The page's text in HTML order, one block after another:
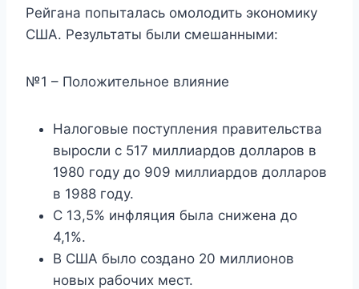
Рейгана попыталась омолодить экономику
США. Результаты были смешанными:
№1 – Положительное влияние
Налоговые поступления правительства
выросли с 517 миллиардов долларов в
1980 году до 909 миллиардов долларов
в 1988 году.
С 13,5% инфляция была снижена до
4,1%.
В США было создано 20 миллионов
новых рабочих мест.